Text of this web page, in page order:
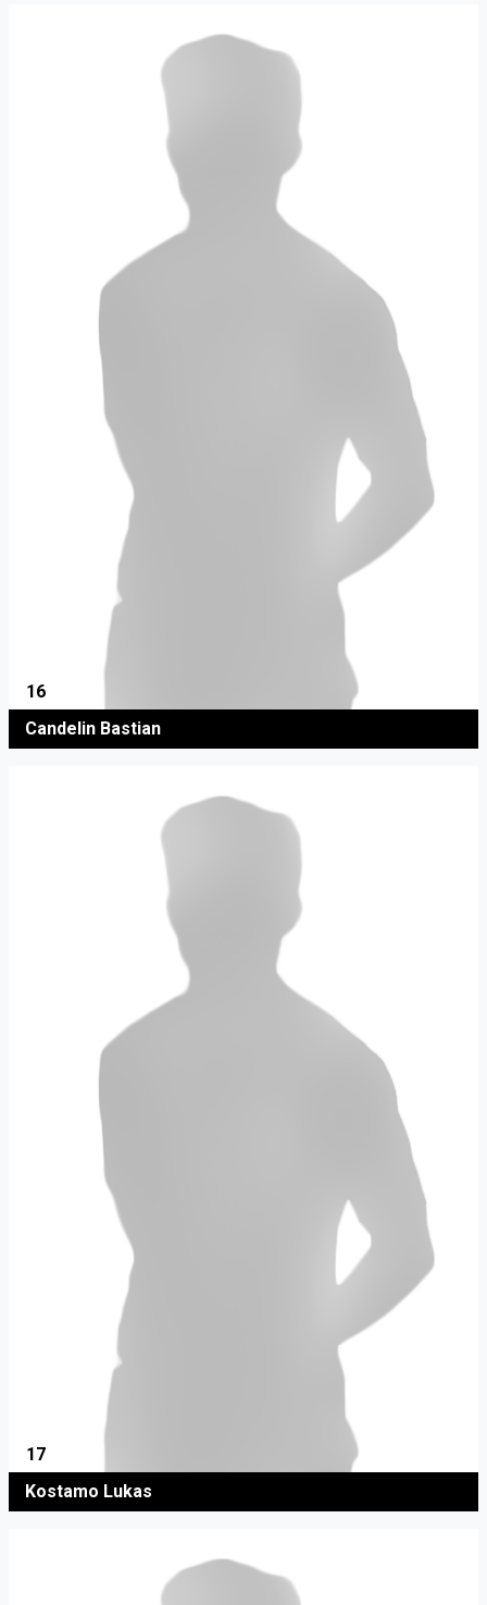
16
Candelin Bastian
17
Kostamo Lukas